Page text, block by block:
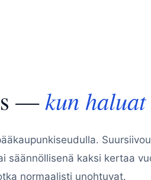
—kun
kaksi kertaa
normaalisti unohtuvat.